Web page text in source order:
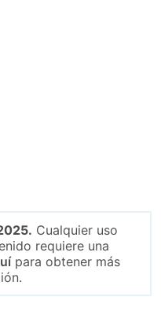
Cualquier uso
requiere una
para obtener más